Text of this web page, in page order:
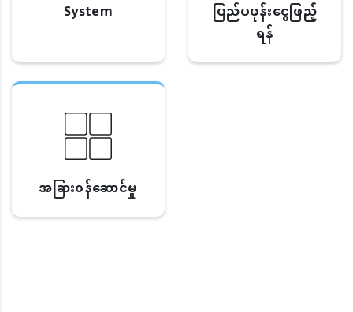
System
ပြည်ပဖုန်းငွေဖြည့်
ရန်
အခြား၀န်ဆောင်မှု